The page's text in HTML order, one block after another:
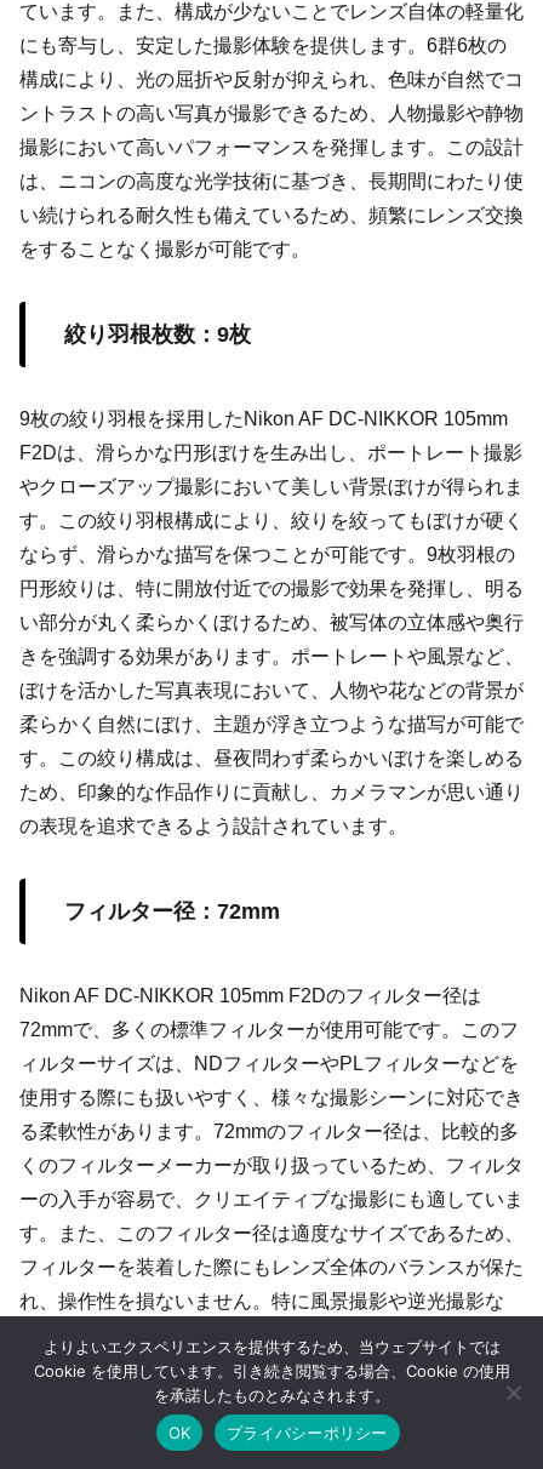
ています。また、構成が少ないことでレンズ自体の軽量化
にも寄与し、安定した撮影体験を提供します。6群6枚の
構成により、光の屈折や反射が抑えられ、色味が自然でコ
ントラストの高い写真が撮影できるため、人物撮影や静物
撮影において高いパフォーマンスを発揮します。この設計
は、ニコンの高度な光学技術に基づき、長期間にわたり使
い続けられる耐久性も備えているため、頻繁にレンズ交換
をすることなく撮影が可能です。
絞り羽根枚数：9枚
9枚の絞り羽根を採用したNikon AF DC-NIKKOR 105mm
F2Dは、滑らかな円形ぼけを生み出し、ポートレート撮影
やクローズアップ撮影において美しい背景ぼけが得られま
す。この絞り羽根構成により、絞りを絞ってもぼけが硬く
ならず、滑らかな描写を保つことが可能です。9枚羽根の
円形絞りは、特に開放付近での撮影で効果を発揮し、明る
い部分が丸く柔らかくぼけるため、被写体の立体感や奥行
きを強調する効果があります。ポートレートや風景など、
ぼけを活かした写真表現において、人物や花などの背景が
柔らかく自然にぼけ、主題が浮き立つような描写が可能で
す。この絞り構成は、昼夜問わず柔らかいぼけを楽しめる
ため、印象的な作品作りに貢献し、カメラマンが思い通り
の表現を追求できるよう設計されています。
フィルター径：72mm
Nikon AF DC-NIKKOR 105mm F2Dのフィルター径は
72mmで、多くの標準フィルターが使用可能です。このフ
ィルターサイズは、NDフィルターやPLフィルターなどを
使用する際にも扱いやすく、様々な撮影シーンに対応でき
る柔軟性があります。72mmのフィルター径は、比較的多
くのフィルターメーカーが取り扱っているため、フィルタ
ーの入手が容易で、クリエイティブな撮影にも適していま
す。また、このフィルター径は適度なサイズであるため、
フィルターを装着した際にもレンズ全体のバランスが保た
れ、操作性を損ないません。特に風景撮影や逆光撮影な
ど、光をコントロールするためのフィルターが必要な場面
では、容易にフィルターを交換でき、意図に応じた撮影が
可能です。72mmというフィルター径は、安定した装着感
を提供し、撮影環境に応じてフィルターを変えることで、
シェア 目次へ トップ
よりよいエクスペリエンスを提供するため、当ウェブサイトでは
Cookie を使用しています。引き続き閲覧する場合、Cookie の使用
を承諾したものとみなされます。
OK
プライバシーポリシー